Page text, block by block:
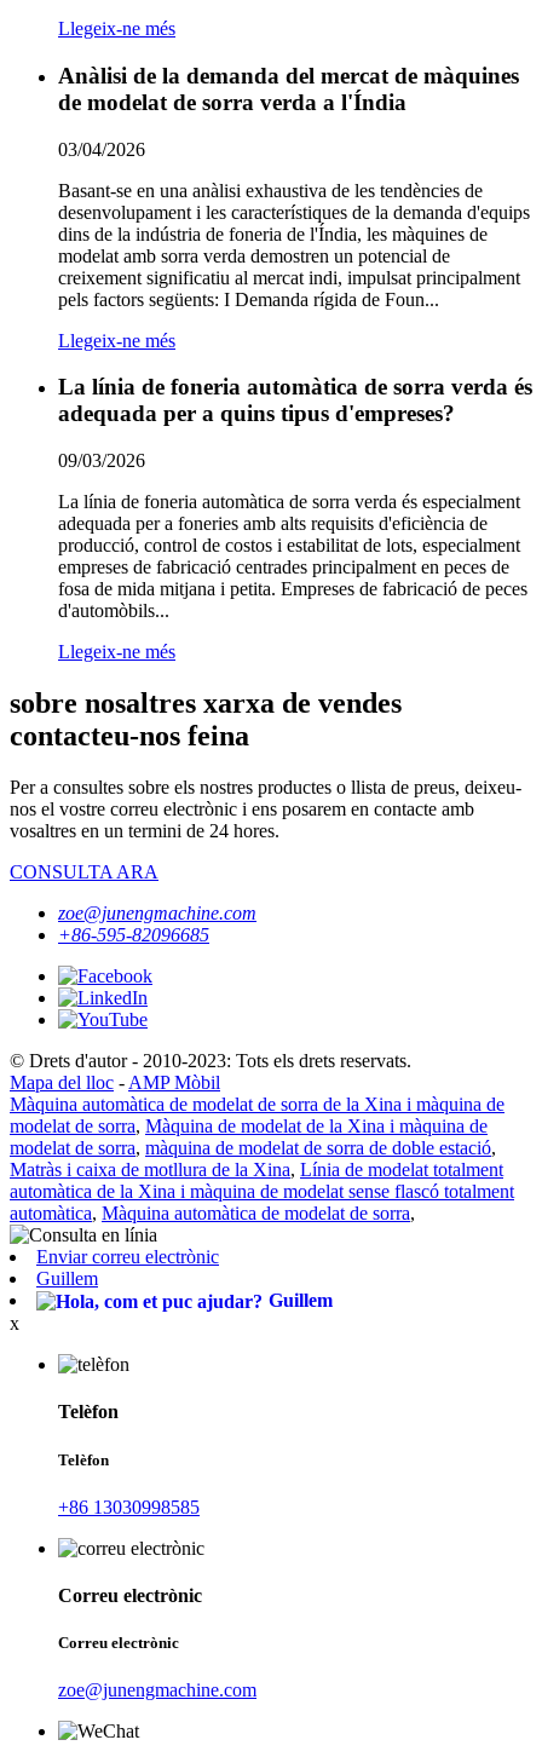
Llegeix-ne més
Anàlisi de la demanda del mercat de màquines
de modelat de sorra verda a l'Índia
03/04/2026
Basant-se en una anàlisi exhaustiva de les tendències de
desenvolupament i les característiques de la demanda d'equips
dins de la indústria de foneria de l'Índia, les màquines de
modelat amb sorra verda demostren un potencial de
creixement significatiu al mercat indi, impulsat principalment
pels factors següents: I Demanda rígida de Foun...
Llegeix-ne més
La línia de foneria automàtica de sorra verda és
adequada per a quins tipus d'empreses?
09/03/2026
La línia de foneria automàtica de sorra verda és especialment
adequada per a foneries amb alts requisits d'eficiència de
producció, control de costos i estabilitat de lots, especialment
empreses de fabricació centrades principalment en peces de
fosa de mida mitjana i petita. Empreses de fabricació de peces
d'automòbils...
Llegeix-ne més
sobre nosaltres xarxa de vendes
contacteu-nos feina
Per a consultes sobre els nostres productes o llista de preus, deixeu-
nos el vostre correu electrònic i ens posarem en contacte amb
vosaltres en un termini de 24 hores.
CONSULTA ARA
zoe@junengmachine.com
+86-595-82096685
© Drets d'autor - 2010-2023: Tots els drets reservats.
Mapa del lloc - AMP Mòbil
Màquina automàtica de modelat de sorra de la Xina i màquina de
modelat de sorra, Màquina de modelat de la Xina i màquina de
modelat de sorra, màquina de modelat de sorra de doble estació,
Matràs i caixa de motllura de la Xina, Línia de modelat totalment
automàtica de la Xina i màquina de modelat sense flascó totalment
automàtica, Màquina automàtica de modelat de sorra,
Enviar correu electrònic
Guillem
Guillem
x
Telèfon
Telèfon
+86 13030998585
Correu electrònic
Correu electrònic
zoe@junengmachine.com